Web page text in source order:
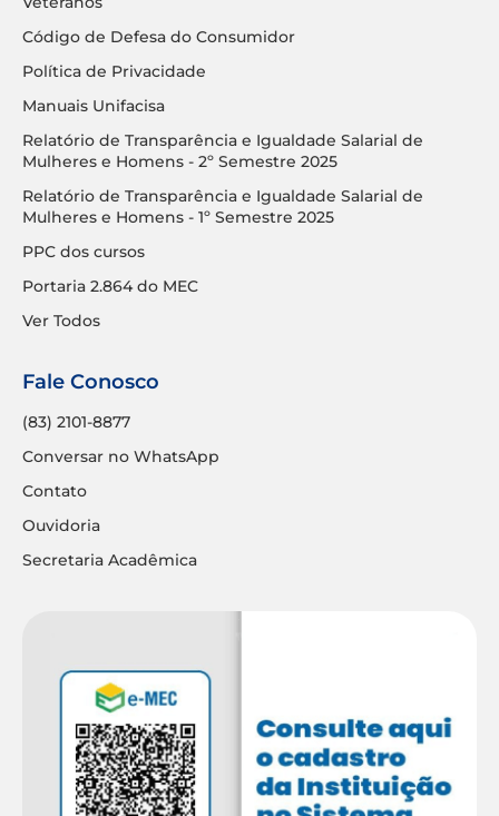
Código de Defesa do Consumidor
Política de Privacidade
Manuais Unifacisa
Relatório de Transparência e Igualdade Salarial de
Mulheres e Homens - 2º Semestre 2025
Relatório de Transparência e Igualdade Salarial de
Mulheres e Homens - 1º Semestre 2025
PPC dos cursos
Portaria 2.864 do MEC
Ver Todos
Fale Conosco
(83) 2101-8877
Conversar no WhatsApp
Contato
Ouvidoria
Secretaria Acadêmica